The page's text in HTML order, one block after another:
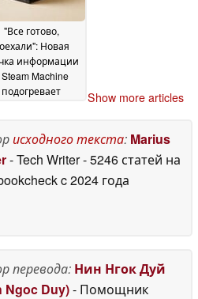
"Все готово,
Новая
информации
Machine
подогревает
Show more articles
исходного текста: Marius
- Tech Writer- 5246 статей на
c 2024 года
перевода: Нин Нгок Дуй
Ngoc Duy)- Помощник